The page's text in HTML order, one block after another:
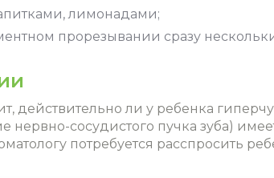
лимонадами;
прорезывании сразу
действительно ли у ребенка
нервно-сосудистого пучка зуба)
потребуется расспросить